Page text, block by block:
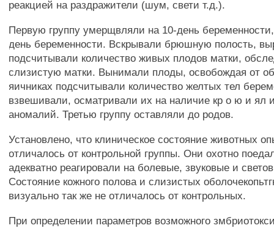
реакцией на раздражители (шум, свети т.д.).
Первую группу умерщвляли на 10-день
день беременности. Вскрывали брюшную полость,
подсчитывали количество живых плодов матки,
слизистую матки. Вынимали плоды, освобождая от
яичниках подсчитывали количество желтых тел
взвешивали, осматривали их на наличие кр о ю и ял
аномалий. Третью группу оставляли до родов.
Установлено, что клиническое состояние животных
отличалось от контрольной группы. Они охотно
адекватно реагировали на болевые, звуковые и
Состояние кожного полова и слизистых
визуально так же не отличалось от контрольных.
При определении параметров возможного